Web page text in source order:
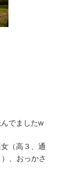
でましたw
（高３、通
、おっかさ